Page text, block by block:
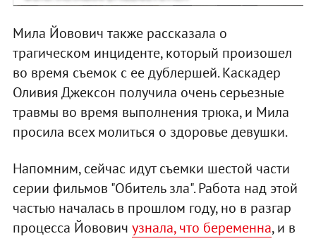
Мила Йовович также рассказала о
трагическом инциденте, который произошел
во время съемок с ее дублершей. Каскадер
Оливия Джексон получила очень серьезные
травмы во время выполнения трюка, и Мила
просила всех молиться о здоровье девушки.
Напомним, сейчас идут съемки шестой части
серии фильмов "Обитель зла". Работа над этой
частью началась в прошлом году, но в разгар
процесса Йовович узнала, что беременна, и в